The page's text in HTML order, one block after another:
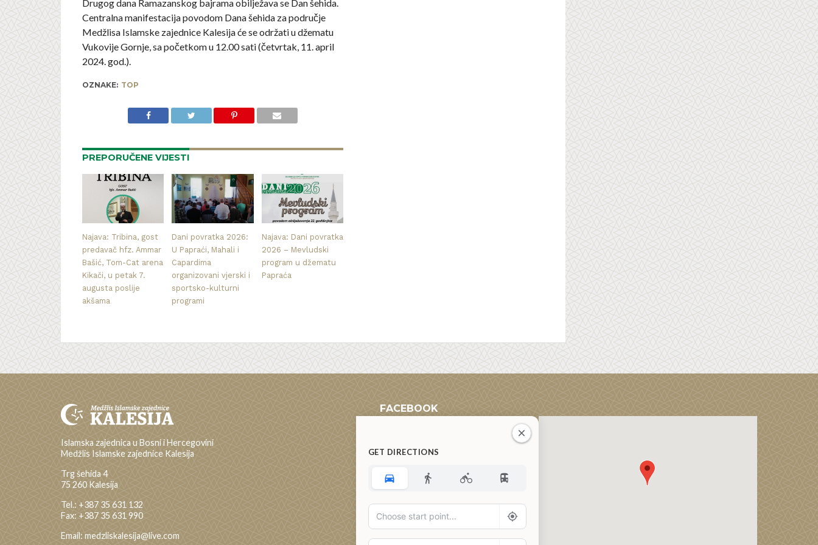
Drugog dana Ramazanskog bajrama obilježava se Dan šehida.
Centralna manifestacija povodom Dana šehida za područje
Medžlisa Islamske zajednice Kalesija će se održati u džematu
Vukovije Gornje, sa početkom u 12.00 sati (četvrtak, 11. april
2024. god.).
OZNAKE: TOP
PREPORUČENE VIJESTI
Najava: Tribina, gost
predavač hfz. Ammar
Bašić, Tom-Cat arena
Kikači, u petak 7.
augusta poslije
akšama
Dani povratka 2026:
U Papraći, Mahali i
Capardima
organizovani vjerski i
sportsko-kulturni
programi
Najava: Dani povratka
2026 – Mevludski
program u džematu
Papraća
Islamska zajednica u Bosni i Hercegovini
Medžlis Islamske zajednice Kalesija
Trg šehida 4
75 260 Kalesija
Tel.: +387 35 631 132
Fax: +387 35 631 990
Email: medzliskalesija@live.com
FACEBOOK
GET DIRECTIONS